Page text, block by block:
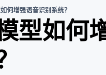
何增强语音识别系统？
型如何